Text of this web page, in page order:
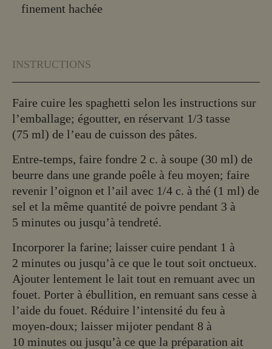
finement hachée
INSTRUCTIONS
Faire cuire les spaghetti selon les instructions sur
l’emballage; égoutter, en réservant 1/3 tasse
(75 ml) de l’eau de cuisson des pâtes.
Entre-temps, faire fondre 2 c. à soupe (30 ml) de
beurre dans une grande poêle à feu moyen; faire
revenir l’oignon et l’ail avec 1/4 c. à thé (1 ml) de
sel et la même quantité de poivre pendant 3 à
5 minutes ou jusqu’à tendreté.
Incorporer la farine; laisser cuire pendant 1 à
2 minutes ou jusqu’à ce que le tout soit onctueux.
Ajouter lentement le lait tout en remuant avec un
fouet. Porter à ébullition, en remuant sans cesse à
l’aide du fouet. Réduire l’intensité du feu à
moyen-doux; laisser mijoter pendant 8 à
10 minutes ou jusqu’à ce que la préparation ait